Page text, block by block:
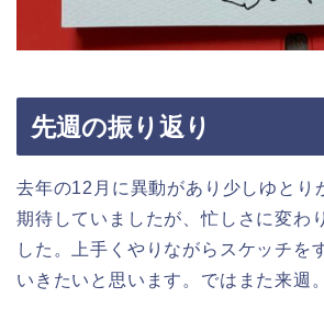
先週の振り返り
去年の12月に異動があり少しゆとり
期待していましたが、忙しさに変わ
した。上手くやりながらスケッチを
いきたいと思います。ではまた来週。